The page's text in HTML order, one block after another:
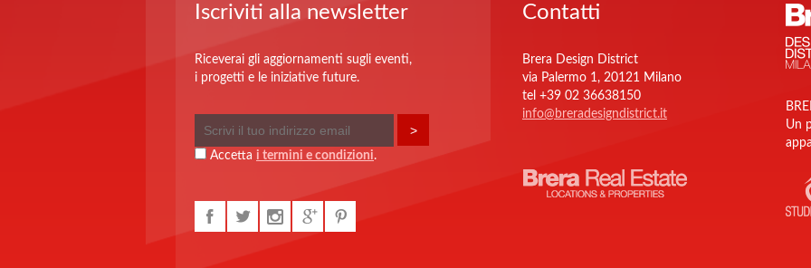
Iscriviti alla newsletter
Riceverai gli aggiornamenti sugli eventi,
i progetti e le iniziative future.
Accetta i termini e condizioni.
Contatti
Brera Design District
via Palermo 1, 20121 Milano
tel +39 02 36638150
info@breradesigndistrict.it
Un